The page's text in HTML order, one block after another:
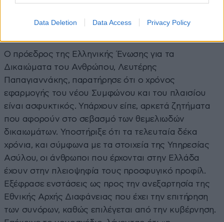
Data Deletion Data Access Privacy Policy
Σώματος – Ελληνικής Ακτοφυλακής χρήζουν
ιδιαίτερης προσοχής και στήριξης. Φτάνει πια με την
Ο πρόεδρος της Ελληνικής Ένωσης για τα
Δικαιώματα του Ανθρώπου, Λευτέρης
Παπαγιαννάκης, παρατήρησε ότι ο χρόνος
εφαρμογής του νέου Συμφώνου και του πλαισίου
είναι ασφυκτικός. Υπάρχουν είπε, αρκετά ζητήματα
που αφορούν στο σεβασμό των θεμελιωδών
δικαιωμάτων. Υποστήριξε ότι τα τελευταία δέκα
χρόνια, και σύμφωνα με τα στοιχεία της Υπηρεσίας
Ασύλου, οι άνθρωποι που έρχονται στην Ελλάδα
έχουν στην πλειοψηφία τους προσφυγικό προφίλ.
Εξέφρασε ενστάσεις ως προς την ανεξαρτησία της
Εθνικής Αρχής Διαφάνειας που έχει την επιτήρηση
των συνόρων, καθώς επιλέγεται από την κυβέρνηση.